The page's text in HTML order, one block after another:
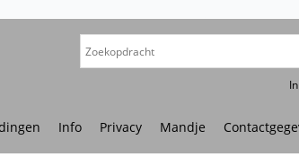
Info Privacy Mandje